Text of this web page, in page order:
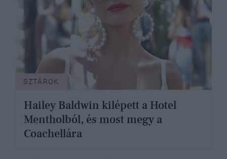
SZTÁROK
Hailey Baldwin kilépett a Hotel
Mentholból, és most megy a
Coachellára